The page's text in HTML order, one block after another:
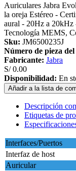
Auriculares Jabra
la oreja Estéreo -
aural - 20Hz a 20kHz
Tecnología MEMS,
Sku: JM6500235J
Número de pieza
Fabricante: Jabra
S/ 0.00
Disponibilidad: En
Añadir a la lista de
Descripción
Etiquetas de
Interfaces/Puertos
Interfaz de host
Auricular